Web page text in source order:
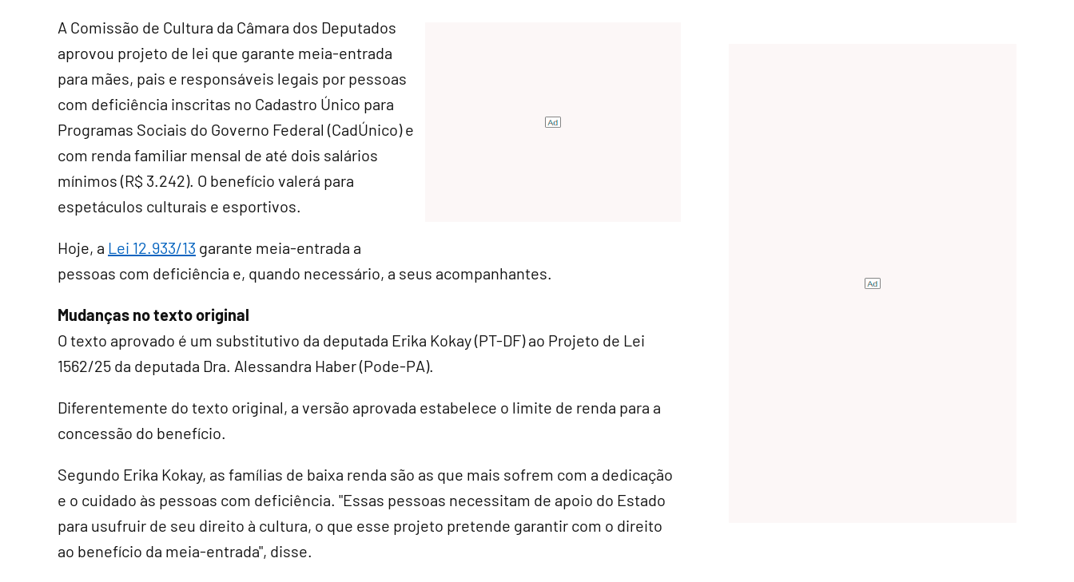
A Comissão de Cultura da Câmara dos Deputados
aprovou projeto de lei que garante meia-entrada
para mães, pais e responsáveis legais por pessoas
com deficiência inscritas no Cadastro Único para
Programas Sociais do Governo Federal (CadÚnico) e
com renda familiar mensal de até dois salários
mínimos (R$ 3.242). O benefício valerá para
espetáculos culturais e esportivos.
Hoje, a Lei 12.933/13 garante meia-entrada a
pessoas com deficiência e, quando necessário, a seus acompanhantes.
Mudanças no texto original
O texto aprovado é um substitutivo da deputada Erika Kokay (PT-DF) ao Projeto de Lei
1562/25 da deputada Dra. Alessandra Haber (Pode-PA).
Diferentemente do texto original, a versão aprovada estabelece o limite de renda para a
concessão do benefício.
Segundo Erika Kokay, as famílias de baixa renda são as que mais sofrem com a dedicação
e o cuidado às pessoas com deficiência. "Essas pessoas necessitam de apoio do Estado
para usufruir de seu direito à cultura, o que esse projeto pretende garantir com o direito
ao benefício da meia-entrada", disse.